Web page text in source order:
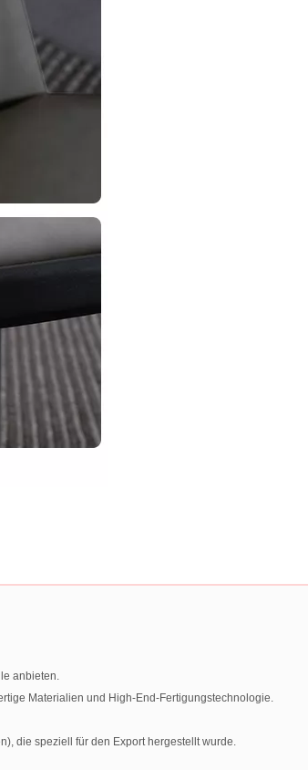
anbieten.
Materialien und High-End-Fertigungstechnologie.
die speziell für den Export hergestellt wurde.